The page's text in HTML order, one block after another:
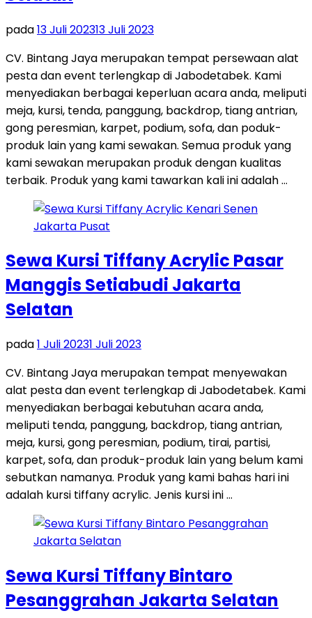
pada13 Juli 202313 Juli 2023
CV. Bintang Jaya merupakan tempat persewaan alat
pesta dan event terlengkap di Jabodetabek. Kami
menyediakan berbagai keperluan acara anda, meliputi
meja, kursi, tenda, panggung, backdrop, tiang antrian,
gong peresmian, karpet, podium, sofa, dan poduk-
produk lain yang kami sewakan. Semua produk yang
kami sewakan merupakan produk dengan kualitas
terbaik. Produk yang kami tawarkan kali ini adalah …
Sewa Kursi Tiffany Acrylic Pasar
Manggis Setiabudi Jakarta
Selatan
pada1 Juli 20231 Juli 2023
CV. Bintang Jaya merupakan tempat menyewakan
alat pesta dan event terlengkap di Jabodetabek. Kami
menyediakan berbagai kebutuhan acara anda,
meliputi tenda, panggung, backdrop, tiang antrian,
meja, kursi, gong peresmian, podium, tirai, partisi,
karpet, sofa, dan produk-produk lain yang belum kami
sebutkan namanya. Produk yang kami bahas hari ini
adalah kursi tiffany acrylic. Jenis kursi ini …
Sewa Kursi Tiffany Bintaro
Pesanggrahan Jakarta Selatan